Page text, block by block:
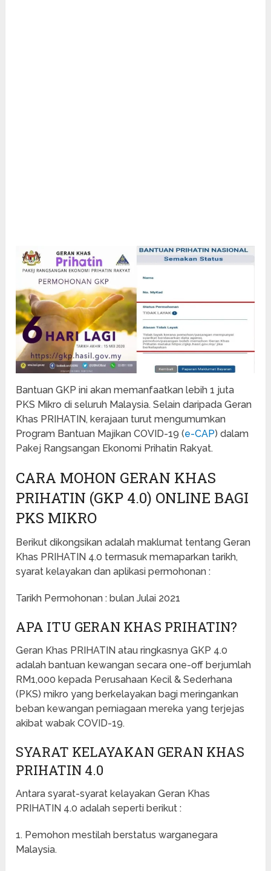
Bantuan GKP ini akan memanfaatkan lebih 1 juta
PKS Mikro di seluruh Malaysia. Selain daripada Geran
Khas PRIHATIN, kerajaan turut mengumumkan
Program Bantuan Majikan COVID-19 (e-CAP) dalam
Pakej Rangsangan Ekonomi Prihatin Rakyat.
CARA MOHON GERAN KHAS
PRIHATIN (GKP 4.0) ONLINE BAGI
PKS MIKRO
Berikut dikongsikan adalah maklumat tentang Geran
Khas PRIHATIN 4.0 termasuk memaparkan tarikh,
syarat kelayakan dan aplikasi permohonan :
Tarikh Permohonan : bulan Julai 2021
APA ITU GERAN KHAS PRIHATIN?
Geran Khas PRIHATIN atau ringkasnya GKP 4.0
adalah bantuan kewangan secara one-off berjumlah
RM1,000 kepada Perusahaan Kecil & Sederhana
(PKS) mikro yang berkelayakan bagi meringankan
beban kewangan perniagaan mereka yang terjejas
akibat wabak COVID-19.
SYARAT KELAYAKAN GERAN KHAS
PRIHATIN 4.0
Antara syarat-syarat kelayakan Geran Khas
PRIHATIN 4.0 adalah seperti berikut :
1. Pemohon mestilah berstatus warganegara
Malaysia.